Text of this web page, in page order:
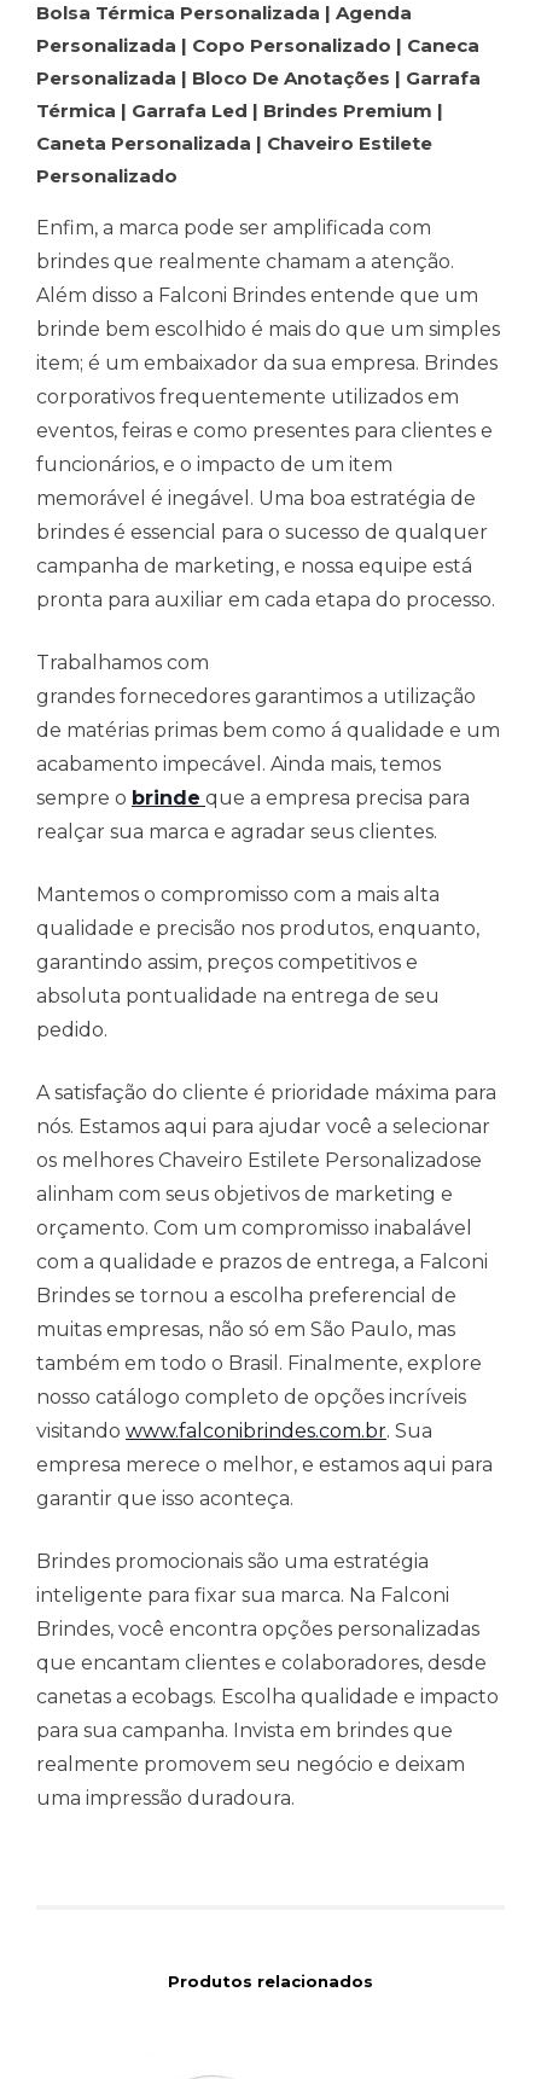
Bolsa Térmica Personalizada | Agenda
Personalizada | Copo Personalizado | Caneca
Personalizada | Bloco De Anotações | Garrafa
Térmica | Garrafa Led | Brindes Premium |
Caneta Personalizada | Chaveiro Estilete
Personalizado
Enfim, a marca pode ser amplificada com
brindes que realmente chamam a atenção.
Além disso a Falconi Brindes entende que um
brinde bem escolhido é mais do que um simples
item; é um embaixador da sua empresa. Brindes
corporativos frequentemente utilizados em
eventos, feiras e como presentes para clientes e
funcionários, e o impacto de um item
memorável é inegável. Uma boa estratégia de
brindes é essencial para o sucesso de qualquer
campanha de marketing, e nossa equipe está
pronta para auxiliar em cada etapa do processo.
Trabalhamos com
grandes fornecedores garantimos a utilização
de matérias primas bem como á qualidade e um
acabamento impecável. Ainda mais, temos
sempre o brinde que a empresa precisa para
realçar sua marca e agradar seus clientes.
Mantemos o compromisso com a mais alta
qualidade e precisão nos produtos, enquanto,
garantindo assim, preços competitivos e
absoluta pontualidade na entrega de seu
pedido.
A satisfação do cliente é prioridade máxima para
nós. Estamos aqui para ajudar você a selecionar
os melhores Chaveiro Estilete Personalizadose
alinham com seus objetivos de marketing e
orçamento. Com um compromisso inabalável
com a qualidade e prazos de entrega, a Falconi
Brindes se tornou a escolha preferencial de
muitas empresas, não só em São Paulo, mas
também em todo o Brasil. Finalmente, explore
nosso catálogo completo de opções incríveis
visitando www.falconibrindes.com.br. Sua
empresa merece o melhor, e estamos aqui para
garantir que isso aconteça.
Brindes promocionais são uma estratégia
inteligente para fixar sua marca. Na Falconi
Brindes, você encontra opções personalizadas
que encantam clientes e colaboradores, desde
canetas a ecobags. Escolha qualidade e impacto
para sua campanha. Invista em brindes que
realmente promovem seu negócio e deixam
uma impressão duradoura.
Produtos relacionados